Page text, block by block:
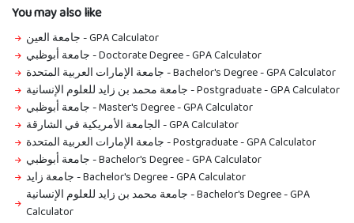
You may also like
جامعة العين-GPA Calculator
جامعة أبوظبي - Doctorate Degree-GPA Calculator
جامعة الإمارات العربية المتحدة - Bachelor's Degree-GPA Calculator
جامعة محمد بن زايد للعلوم الإنسانية - Postgraduate-GPA Calculator
جامعة أبوظبي - Master's Degree-GPA Calculator
الجامعة الأمريكية في الشارقة-GPA Calculator
جامعة الإمارات العربية المتحدة - Postgraduate-GPA Calculator
جامعة أبوظبي - Bachelor's Degree-GPA Calculator
جامعة زايد - Bachelor's Degree-GPA Calculator
جامعة محمد بن زايد للعلوم الإنسانية - Bachelor's Degree-GPA
Calculator